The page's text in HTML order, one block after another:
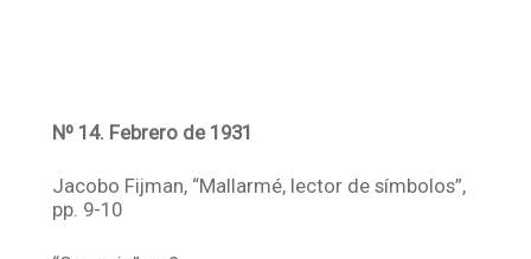
Nº 14. Febrero de 1931
Jacobo Fijman, “Mallarmé, lector de símbolos”,
pp. 9-10